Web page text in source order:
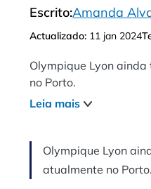
Escrito:Amanda
Actualizado: 11 jan 2024
Olympique Lyon
no Porto.
Leia mais
Olympique Lyon
atualmente no Porto.